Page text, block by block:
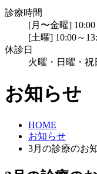
診療時間
[月〜金曜] 10:00
[土曜] 10:00～
休診日
火曜・日曜・祝
お知らせ
HOME
お知らせ
3月の診療のお